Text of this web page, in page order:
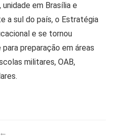
unidade em Brasília e
a sul do país, o Estratégia
e se tornou
preparação em áreas
militares, OAB,
←